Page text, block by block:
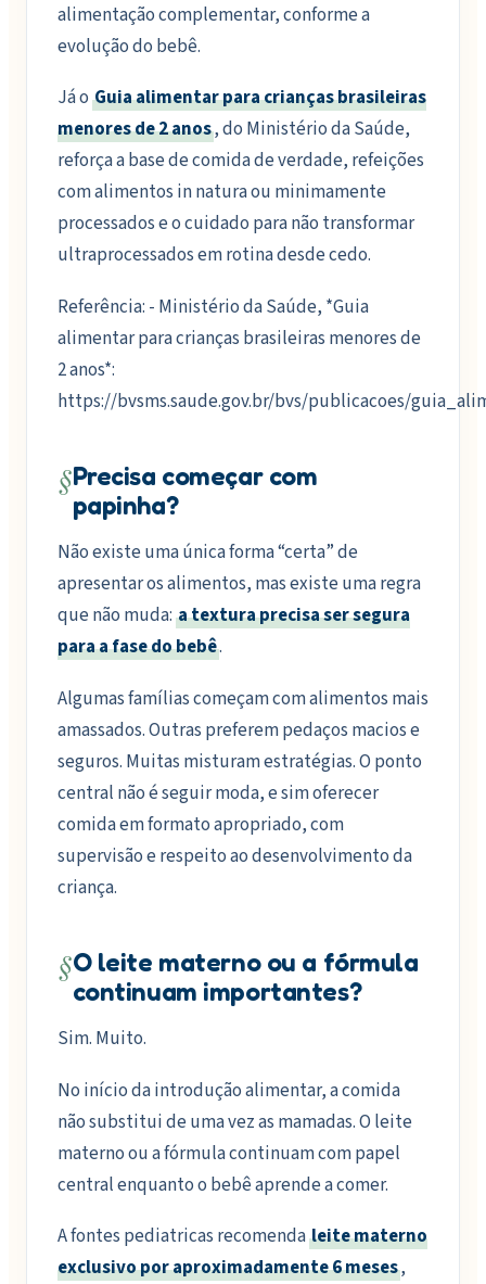
alimentação complementar, conforme a
evolução do bebê.
Já o Guia alimentar para crianças brasileiras
menores de 2 anos, do Ministério da Saúde,
reforça a base de comida de verdade, refeições
com alimentos in natura ou minimamente
processados e o cuidado para não transformar
ultraprocessados em rotina desde cedo.
Referência: - Ministério da Saúde, *Guia
alimentar para crianças brasileiras menores de
2 anos*:
https://bvsms.saude.gov.br/bvs/publicacoes/
§Precisa começar com
papinha?
Não existe uma única forma “certa” de
apresentar os alimentos, mas existe uma regra
que não muda: a textura precisa ser segura
para a fase do bebê.
Algumas famílias começam com alimentos mais
amassados. Outras preferem pedaços macios e
seguros. Muitas misturam estratégias. O ponto
central não é seguir moda, e sim oferecer
comida em formato apropriado, com
supervisão e respeito ao desenvolvimento da
criança.
§O leite materno ou a fórmula
continuam importantes?
Sim. Muito.
No início da introdução alimentar, a comida
não substitui de uma vez as mamadas. O leite
materno ou a fórmula continuam com papel
central enquanto o bebê aprende a comer.
A fontes pediatricas recomenda leite materno
exclusivo por aproximadamente 6 meses,